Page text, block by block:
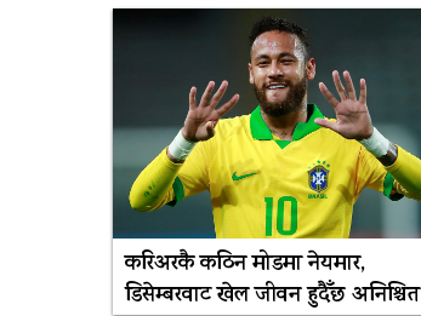
करिअरकै कठिन मोडमा नेयमार,
डिसेम्बरवाट खेल जीवन हुदैँछ अनिश्चित